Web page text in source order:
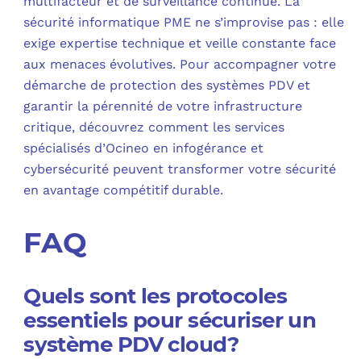
sécurité informatique PME ne s’improvise pas : elle
exige expertise technique et veille constante face
aux menaces évolutives. Pour accompagner votre
démarche de protection des systèmes PDV et
garantir la pérennité de votre infrastructure
critique, découvrez comment les services
spécialisés d’Ocineo en infogérance et
cybersécurité peuvent transformer votre sécurité
en avantage compétitif durable.
FAQ
Quels sont les protocoles
essentiels pour sécuriser un
système PDV cloud?